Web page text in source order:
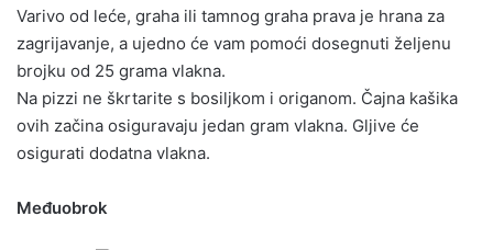
Varivo od leće, graha ili tamnog graha prava je hrana za
zagrijavanje, a ujedno će vam pomoći dosegnuti željenu
brojku od 25 grama vlakna.
Na pizzi ne škrtarite s bosiljkom i origanom. Čajna kašika
ovih začina osiguravaju jedan gram vlakna. Gljive će
osigurati dodatna vlakna.
Međuobrok